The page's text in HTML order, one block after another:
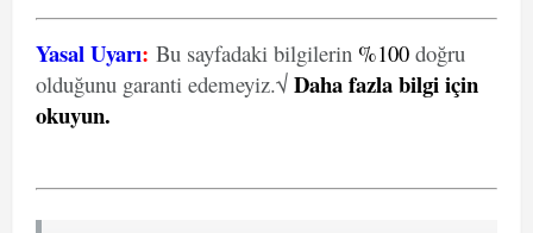
Yasal Uyarı: Bu sayfadaki bilgilerin %100 doğru
olduğunu garanti edemeyiz.√ Daha fazla bilgi için
okuyun.